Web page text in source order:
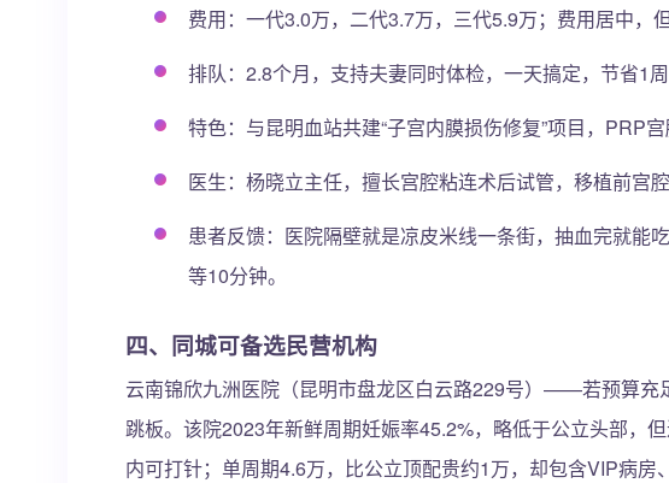
费用：一代3.0万，二代3.7万，三代5.9万；费用居中，
排队：2.8个月，支持夫妻同时体检，一天搞定，节省1周
特色：与昆明血站共建“子宫内膜损伤修复”项目，PRP
医生：杨晓立主任，擅长宫腔粘连术后试管，移植前宫
患者反馈：医院隔壁就是凉皮米线一条街，抽血完就能
等10分钟。
四、同城可备选民营机构
云南锦欣九洲医院（昆明市盘龙区白云路229号）——若预算充
跳板。该院2023年新鲜周期妊娠率45.2%，略低于公立头部，
内可打针；单周期4.6万，比公立顶配贵约1万，却包含VIP病